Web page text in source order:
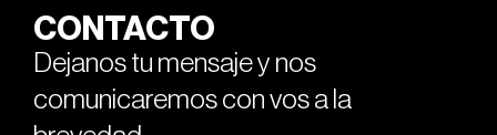
CONTACTO
Dejanos tu mensaje y nos
comunicaremos con vos a la